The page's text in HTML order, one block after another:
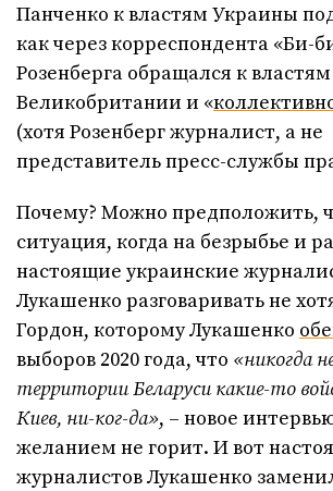
Панченко к властям Украины
как через корреспондента «Би-
Розенберга обращался к властям
Великобритании и «
(хотя Розенберг журналист, а не
представитель пресс-службы
Почему? Можно предположить,
ситуация, когда на безрыбье и
настоящие украинские
Лукашенко разговаривать не
Гордон, которому Лукашенко
выборов 2020 года, что «никогда
территории Беларуси какие-то
Киев, ни-ког-да», – новое
желанием не горит. И вот
журналистов Лукашенко